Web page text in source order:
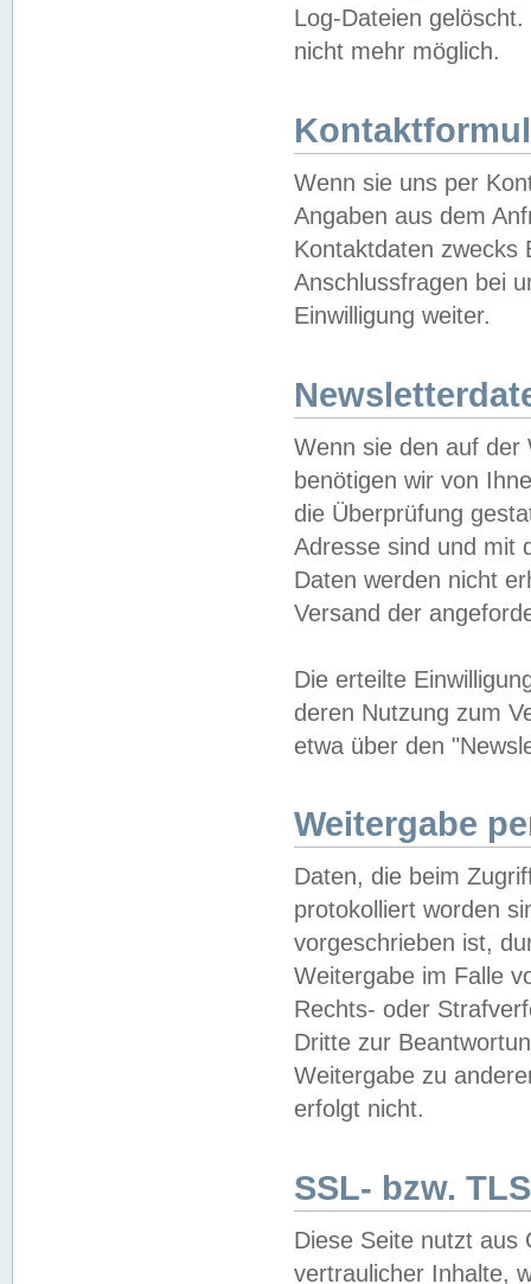
Log-Dateien
nicht mehr möglich.
Wenn sie uns per
Angaben aus dem
Kontaktdaten zwecks
Anschlussfragen bei
Einwilligung weiter.
Wenn sie den auf der
benötigen wir von
die Überprüfung
Adresse sind und mit
Daten werden nicht
Versand der
Die erteilte
deren Nutzung zum
etwa über den
Weitergabe
Daten, die beim
protokolliert worden
vorgeschrieben ist,
Weitergabe im Falle
Rechts- oder
Dritte zur
Weitergabe zu
erfolgt nicht.
SSL- bzw.
Diese Seite nutzt aus
vertraulicher Inhalte,